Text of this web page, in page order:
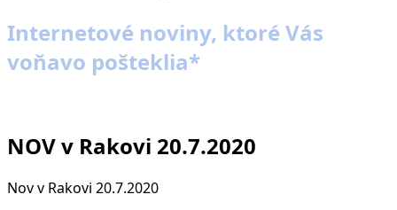
Internetové noviny, ktoré Vás
voňavo pošteklia*
NOV v Rakovi 20.7.2020
Nov v Rakovi 20.7.2020